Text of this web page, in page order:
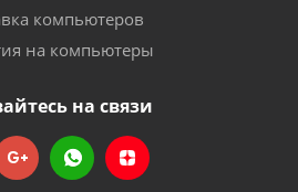
компьютеров
на компьютеры
на связи